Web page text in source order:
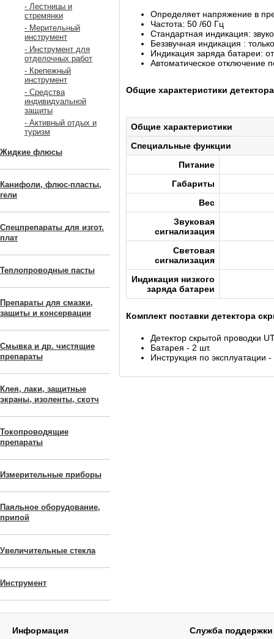
- Лестницы и
стремянки
- Мерительный
инструмент
- Инструмент для
отделочных работ
- Крепежный
инструмент
- Средства
индивидуальной
защиты
- Активный отдых и
туризм
Жидкие флюсы
Канифоли, флюс-пласты,
гели
Спецпрепараты для изгот.
плат
Теплопроводные пасты
Препараты для смазки,
защиты и консервации
Смывка и др. чистящие
препараты
Клея, лаки, защитные
экраны, изоленты, скотч
Токопроводящие
препараты
Измерительные приборы
Паяльное оборудование,
припой
Увеличительные стекла
Инструмент
Определяет напряжение в
Частота: 50 /60 Гц
Стандартная индикация:
Беззвучная индикация :
Индикация заряда батареи:
Автоматическое отключение
Общие характеристики
Общие характеристики
Специальные функции
Питание
Габариты
Вес
Звуковая
сигнализация
Световая
сигнализация
Индикация низкого
заряда батареи
Комплект поставки детектора
Детектор скрытой проводки
Батарея - 2 шт.
Инструкция по эксплуатации -
Информация Служба поддержки